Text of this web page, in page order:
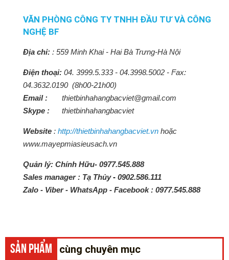
VĂN PHÒNG CÔNG TY TNHH ĐẦU TƯ VÀ CÔNG
NGHỆ BF
Địa chỉ: : 559 Minh Khai - Hai Bà Trưng-Hà Nội
Điện thoại: 04. 3999.5.333 - 04.3998.5002 - Fax:
04.3632.0190 (8h00-21h00)
Email :
thietbinhahangbacviet@gmail.com
Skype :
thietbinhahangbacviet
Website : http://thietbinhahangbacviet.vn hoặc
www.mayepmiasieusach.vn
Quản lý: Chính Hữu- 0977.545.888
Sales manager : Tạ Thủy- 0902.586.111
Zalo - Viber - WhatsApp - Facebook : 0977.545.888
SẢN PHẨM cùng chuyên mục